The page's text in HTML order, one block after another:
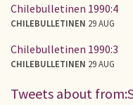
Chilebulletinen 1990:4
CHILEBULLETINEN 29 AUG
Chilebulletinen 1990:3
CHILEBULLETINEN 29 AUG
Tweets about